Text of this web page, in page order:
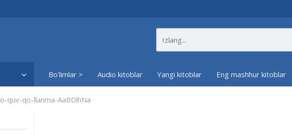
Bo'limlar > Audio kitoblar Yangi kitoblar Eng mashhur kitoblar
o-quv-qo-llanma-AaBDlhNa